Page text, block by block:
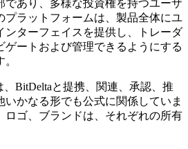
であり、多様な投資権を持つユーザ
プラットフォームは、製品全体にユ
ンターフェイスを提供し、トレーダ
ゲートおよび管理できるようにする
、BitDeltaと提携、関連、承認、推
かなる形でも公式に関係していま
ロゴ、ブランドは、それぞれの所有